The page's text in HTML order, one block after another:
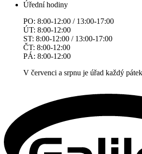
Úřední hodiny
PO: 8:00-12:00 / 13:00-17:00
ÚT: 8:00-12:00
ST: 8:00-12:00 / 13:00-17:00
ČT: 8:00-12:00
PÁ: 8:00-12:00
V červenci a srpnu je úřad každý